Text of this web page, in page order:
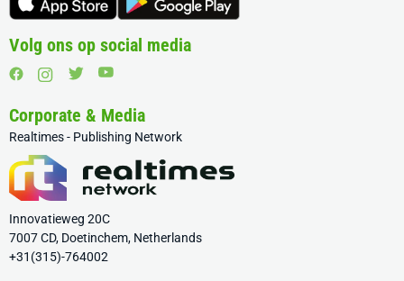
Volg ons op social media
Corporate & Media
Realtimes - Publishing Network
Innovatieweg 20C
7007 CD, Doetinchem, Netherlands
+31(315)-764002